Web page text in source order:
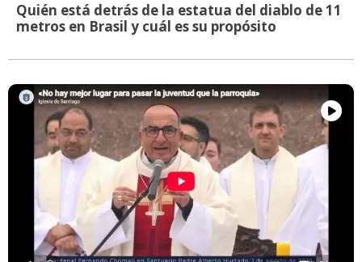
Quién está detrás de la estatua del diablo de 11
metros en Brasil y cuál es su propósito